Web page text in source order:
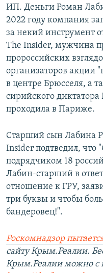
ИП. Деньги Роман
2022 году компания
за некий инструмент
The Insider, мужчина
пророссийских
организаторов акции
в центре Брюсселя, а
сирийского
проходила в Париже.
Старший сын Лабина
Insider подтведил, что
подрядчиком 18
Лабин-старший в
отношение к ГРУ,
три буквы и чтобы
бандеровец!".
Роскомнадзор
сайту Крым.Реалии.
Крым.Реалии можно